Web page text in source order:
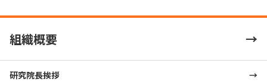
組織概要
研究院長挨拶